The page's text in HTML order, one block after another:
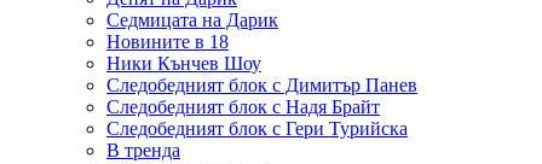
Седмицата на Дарик
Новините в 18
Ники Кънчев Шоу
Следобедният блок с Димитър Панев
Следобедният блок с Надя Брайт
Следобедният блок с Гери Турийска
В тренда